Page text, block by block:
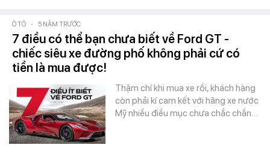
Ô TÔ - 5 NĂM TRƯỚC
7 điều có thể bạn chưa biết về Ford GT -
chiếc siêu xe đường phố không phải cứ có
tiền là mua được!
Thậm chí khi mua xe rồi, khách hàng
còn phải kí cam kết với hãng xe nước
Mỹ nhiều điều mục chưa chắc chắn…